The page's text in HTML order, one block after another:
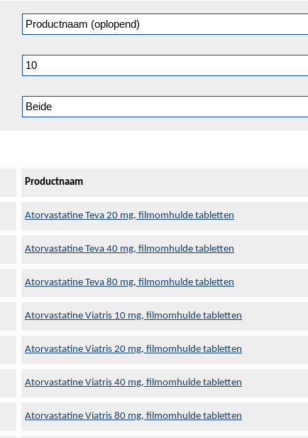
Productnaam
Atorvastatine Teva 20 mg, filmomhulde tabletten
Atorvastatine Teva 40 mg, filmomhulde tabletten
Atorvastatine Teva 80 mg, filmomhulde tabletten
Atorvastatine Viatris 10 mg, filmomhulde tabletten
Atorvastatine Viatris 20 mg, filmomhulde tabletten
Atorvastatine Viatris 40 mg, filmomhulde tabletten
Atorvastatine Viatris 80 mg, filmomhulde tabletten